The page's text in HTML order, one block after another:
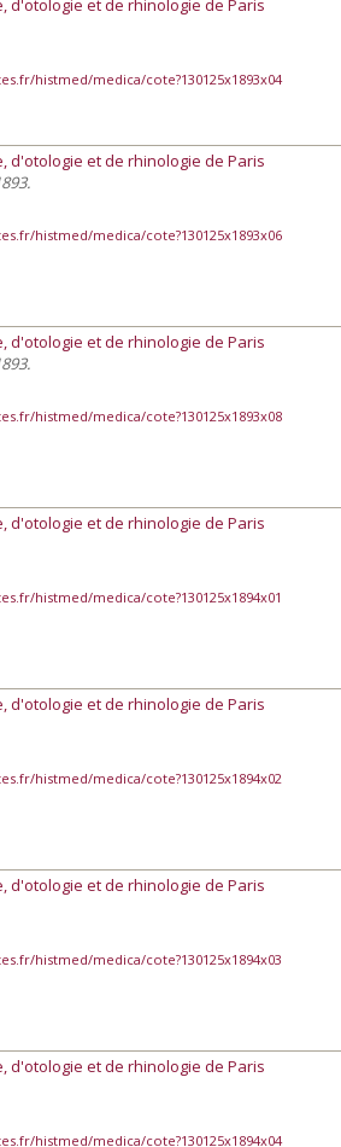
d'otologie et de rhinologie de Paris
histmed/medica/cote?130125x1893x04
d'otologie et de rhinologie de Paris
histmed/medica/cote?130125x1893x06
d'otologie et de rhinologie de Paris
histmed/medica/cote?130125x1893x08
d'otologie et de rhinologie de Paris
histmed/medica/cote?130125x1894x01
d'otologie et de rhinologie de Paris
histmed/medica/cote?130125x1894x02
d'otologie et de rhinologie de Paris
histmed/medica/cote?130125x1894x03
d'otologie et de rhinologie de Paris
histmed/medica/cote?130125x1894x04